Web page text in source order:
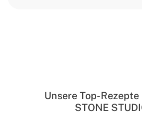
Unsere Top-
STONE